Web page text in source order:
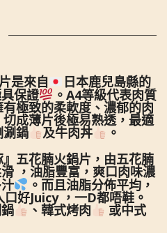
是來自 日本鹿兒島縣的
保證 。A4等級代表肉質
有極致的柔軟度、濃郁的肉
切成薄片後極易熟透，最適
涮鍋 及牛肉丼
。
五花腩火鍋片，由五花腩
，油脂豐富，爽口肉味濃
。而且油脂分佈平均，
好Juicy ，一D都唔鞋。
、韓式烤肉 或中式